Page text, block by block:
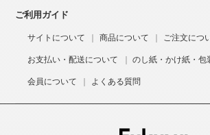
ご利用ガイド
サイトについて 商品について ご注文につ
お支払い・配送について のし紙・かけ紙・包
会員について よくある質問